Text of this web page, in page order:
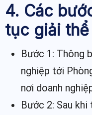
4. Các
tục giải thể
Bước 1: Thông
nghiệp tới
nơi doanh
Bước 2: Sau